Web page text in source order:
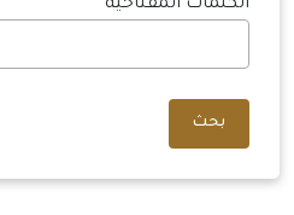
الكلمات المفتاحية
بحث